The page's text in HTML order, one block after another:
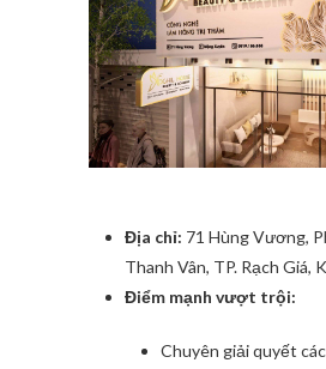
Địa chỉ: 71 Hùng Vương,
Thanh Vân, TP. Rạch Giá,
Điểm mạnh vượt trội:
Chuyên giải quyết